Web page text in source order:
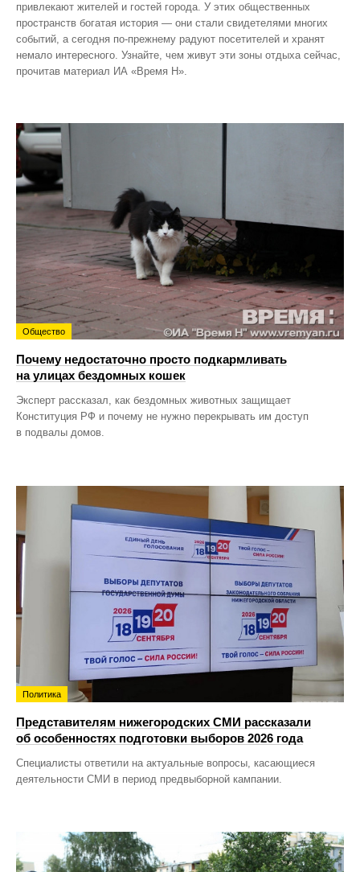
привлекают жителей и гостей города. У этих общественных
пространств богатая история — они стали свидетелями многих
событий, а сегодня по‑прежнему радуют посетителей и хранят
немало интересного. Узнайте, чем живут эти зоны отдыха сейчас,
прочитав материал ИА «Время Н».
Общество
Почему недостаточно просто подкармливать
на улицах бездомных кошек
Эксперт рассказал, как бездомных животных защищает
Конституция РФ и почему не нужно перекрывать им доступ
в подвалы домов.
Политика
Представителям нижегородских СМИ рассказали
об особенностях подготовки выборов 2026 года
Специалисты ответили на актуальные вопросы, касающиеся
деятельности СМИ в период предвыборной кампании.